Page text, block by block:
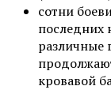
сотни
последних
различные
кровавой